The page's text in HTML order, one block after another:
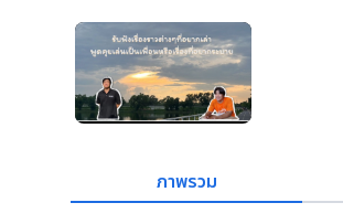
ภาพรวม